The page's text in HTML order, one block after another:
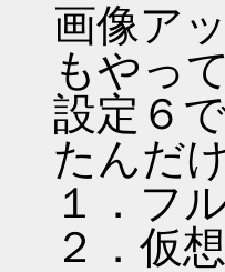
画像ア
もやっ
設定６
たんだ
１．フ
２．仮